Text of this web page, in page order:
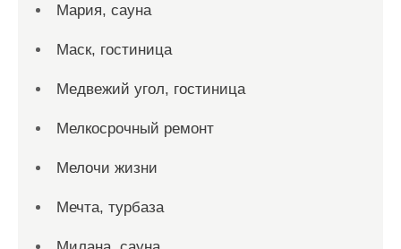
Мария, сауна
Маск, гостиница
Медвежий угол, гостиница
Мелкосрочный ремонт
Мелочи жизни
Мечта, турбаза